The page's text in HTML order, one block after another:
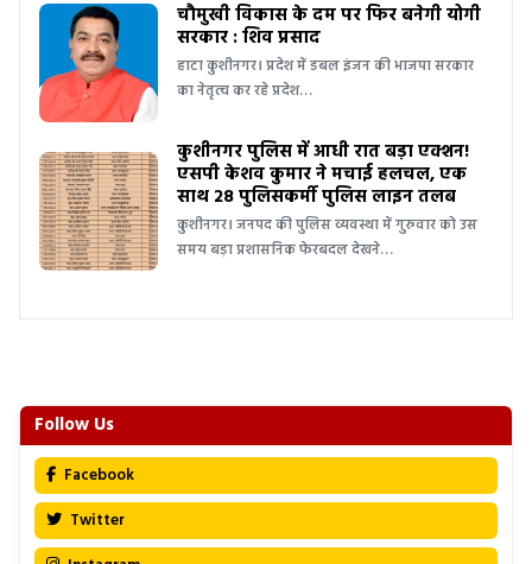
चौमुखी विकास के दम पर फिर बनेगी योगी
सरकार : शिव प्रसाद
हाटा कुशीनगर। प्रदेश में डबल इंजन की भाजपा सरकार
का नेतृत्व कर रहे प्रदेश…
कुशीनगर पुलिस में आधी रात बड़ा एक्शन!
एसपी केशव कुमार ने मचाई हलचल, एक
साथ 28 पुलिसकर्मी पुलिस लाइन तलब
कुशीनगर। जनपद की पुलिस व्यवस्था में गुरुवार को उस
समय बड़ा प्रशासनिक फेरबदल देखने…
Follow Us
Facebook
Twitter